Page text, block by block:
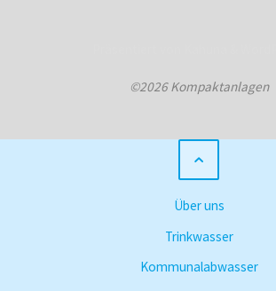
©2026 Kompaktanlagen
Über uns
Trinkwasser
Kommunalabwasser